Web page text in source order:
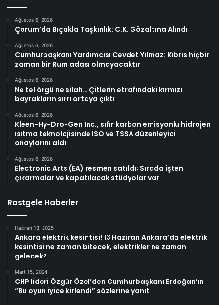
Ağustos 6, 2026
Çorum’da Bıçakla Taşkınlık: C.K. Gözaltına Alındı
Ağustos 6, 2026
Cumhurbaşkanı Yardımcısı Cevdet Yılmaz: Kıbrıs hiçbir
zaman bir Rum adası olmayacaktır
Ağustos 6, 2026
Ne tel örgü ne silah… Çitlerin etrafındaki kırmızı
bayrakların sırrı ortaya çıktı
Ağustos 6, 2026
Kleen-Hy-Dro-Gen Inc., sıfır karbon emisyonlu hidrojen
ısıtma teknolojisinde ISO ve TSSA düzenleyici
onaylarını aldı
Ağustos 6, 2026
Electronic Arts (EA) resmen satıldı; Sırada işten
çıkarmalar ve kapatılacak stüdyolar var
Rastgele Haberler
Haziran 13, 2025
Ankara elektrik kesintisi! 13 Haziran Ankara’da elektrik
kesintisi ne zaman bitecek, elektrikler ne zaman
gelecek?
Mart 15, 2024
CHP lideri Özgür Özel’den Cumhurbaşkanı Erdoğan’ın
“Bu oyun iyice kirlendi” sözlerine yanıt